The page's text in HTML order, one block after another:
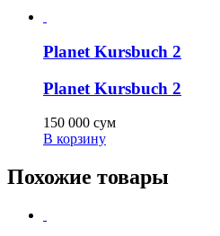
Planet Kursbuch 2
Planet Kursbuch 2
150 000 сум
В корзину
Похожие товары